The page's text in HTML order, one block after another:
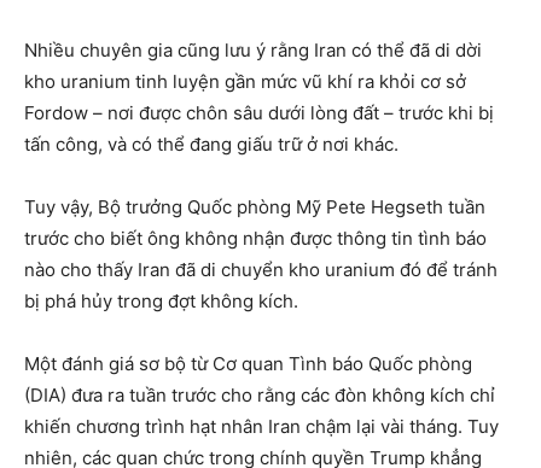
Nhiều chuyên gia cũng lưu ý rằng Iran có thể đã di dời
kho uranium tinh luyện gần mức vũ khí ra khỏi cơ sở
Fordow – nơi được chôn sâu dưới lòng đất – trước khi bị
tấn công, và có thể đang giấu trữ ở nơi khác.
Tuy vậy, Bộ trưởng Quốc phòng Mỹ Pete Hegseth tuần
trước cho biết ông không nhận được thông tin tình báo
nào cho thấy Iran đã di chuyển kho uranium đó để tránh
bị phá hủy trong đợt không kích.
Một đánh giá sơ bộ từ Cơ quan Tình báo Quốc phòng
(DIA) đưa ra tuần trước cho rằng các đòn không kích chỉ
khiến chương trình hạt nhân Iran chậm lại vài tháng. Tuy
nhiên, các quan chức trong chính quyền Trump khẳng